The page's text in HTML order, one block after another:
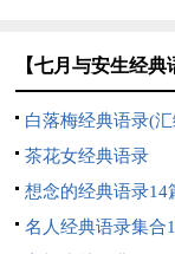
【七月与安生经典
白落梅经典语录(
茶花女经典语录
想念的经典语录14
名人经典语录集合